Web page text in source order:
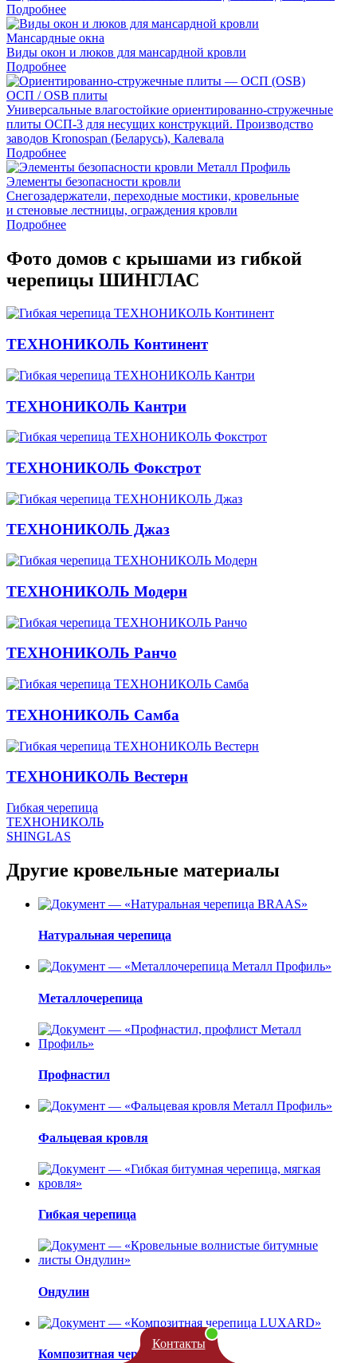
Подробнее
Мансардные окна
Виды окон и люков для мансардной кровли
Подробнее
ОСП / OSB плиты
Универсальные влагостойкие ориентированно-стружечные
плиты ОСП-3 для несущих конструкций. Производство
заводов Kronospan (Беларусь), Калевала
Подробнее
Элементы безопасности кровли
Снегозадержатели, переходные мостики, кровельные
и стеновые лестницы, ограждения кровли
Подробнее
Фото домов с крышами из гибкой
черепицы ШИНГЛАС
ТЕХНОНИКОЛЬ Континент
ТЕХНОНИКОЛЬ Кантри
ТЕХНОНИКОЛЬ Фокстрот
ТЕХНОНИКОЛЬ Джаз
ТЕХНОНИКОЛЬ Модерн
ТЕХНОНИКОЛЬ Ранчо
ТЕХНОНИКОЛЬ Самба
ТЕХНОНИКОЛЬ Вестерн
Гибкая черепица
ТЕХНОНИКОЛЬ
SHINGLAS
Другие кровельные материалы
Натуральная черепица
Металлочерепица
Профнастил
Фальцевая кровля
Гибкая черепица
Ондулин
Композитная черепица
Контакты